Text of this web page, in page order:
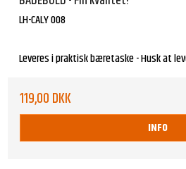
LH-CALY 008
Leveres i praktisk bæretaske - Husk at
119,00 DKK
INFO